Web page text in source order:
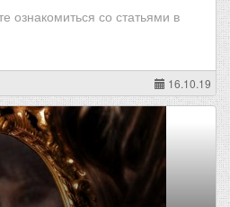
ознакомиться со статьями в
16.10.19